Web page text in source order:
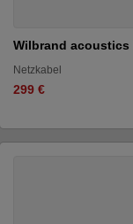
Wilbrand acoustics
Netzkabel
299 €